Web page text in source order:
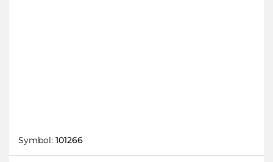
Symbol: 101266